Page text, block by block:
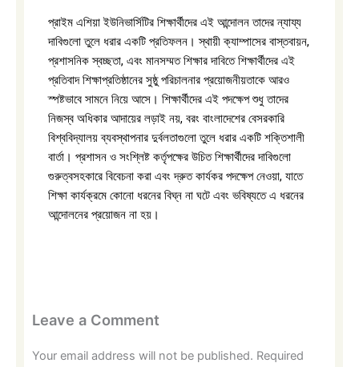
প্রাইম এশিয়া ইউনিভার্সিটির শিক্ষার্থীদের এই আন্দোলন তাদের ন্যায্য
দাবিগুলো তুলে ধরার একটি প্রতিফলন। স্থায়ী ক্যাম্পাসের বাস্তবায়ন,
প্রশাসনিক স্বচ্ছতা, এবং মানসম্মত শিক্ষার দাবিতে শিক্ষার্থীদের এই
প্রতিবাদ শিক্ষাপ্রতিষ্ঠানের সুষ্ঠু পরিচালনার প্রয়োজনীয়তাকে আরও
স্পষ্টভাবে সামনে নিয়ে আসে। শিক্ষার্থীদের এই পদক্ষেপ শুধু তাদের
নিজস্ব অধিকার আদায়ের লড়াই নয়, বরং বাংলাদেশের বেসরকারি
বিশ্ববিদ্যালয় ব্যবস্থাপনার দুর্বলতাগুলো তুলে ধরার একটি শক্তিশালী
বার্তা। প্রশাসন ও সংশ্লিষ্ট কর্তৃপক্ষের উচিত শিক্ষার্থীদের দাবিগুলো
গুরুত্বসহকারে বিবেচনা করা এবং দ্রুত কার্যকর পদক্ষেপ নেওয়া, যাতে
শিক্ষা কার্যক্রমে কোনো ধরনের বিঘ্ন না ঘটে এবং ভবিষ্যতে এ ধরনের
আন্দোলনের প্রয়োজন না হয়।
Leave a Comment
Your email address will not be published. Required